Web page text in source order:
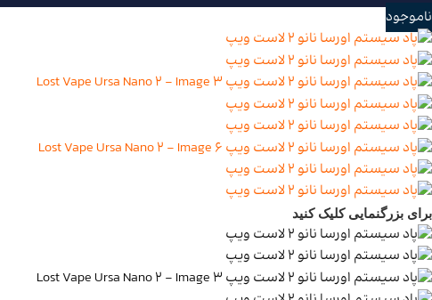
ناموجود
برای بزرگنمایی کلیک کنید